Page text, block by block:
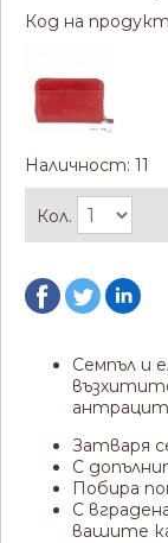
Код на
Наличност: 11
Кол.
Семпъл и
Затваря
С
Побира
С
вашите